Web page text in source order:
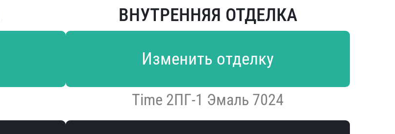
ВНУТРЕННЯЯ ОТДЕЛКА
Изменить отделку
Time 2ПГ-1 Эмаль 7024